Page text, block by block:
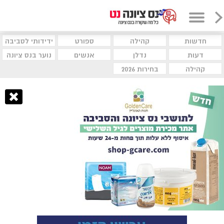
חדשות קהילה ספורט
ידידותי לסביבה
דעות
נדלן אנשים
נוער בנס ציונה
קהילה
בחירות 2026